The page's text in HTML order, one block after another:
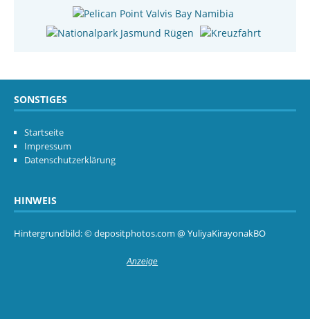
SONSTIGES
Startseite
Impressum
Datenschutzerklärung
HINWEIS
Hintergrundbild: © depositphotos.com @ YuliyaKirayonakBO